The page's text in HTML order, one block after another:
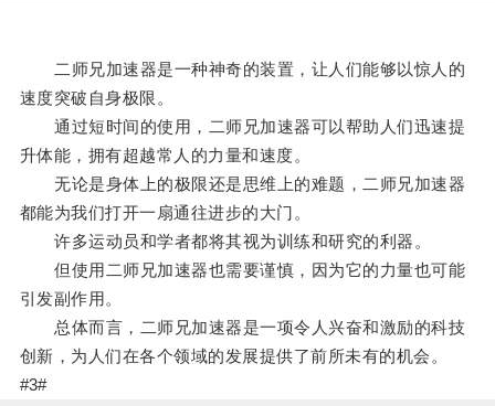
二师兄加速器是一种神奇的装置，让人们能够以惊人的
速度突破自身极限。
通过短时间的使用，二师兄加速器可以帮助人们迅速提
升体能，拥有超越常人的力量和速度。
无论是身体上的极限还是思维上的难题，二师兄加速器
都能为我们打开一扇通往进步的大门。
许多运动员和学者都将其视为训练和研究的利器。
但使用二师兄加速器也需要谨慎，因为它的力量也可能
引发副作用。
总体而言，二师兄加速器是一项令人兴奋和激励的科技
创新，为人们在各个领域的发展提供了前所未有的机会。
#3#